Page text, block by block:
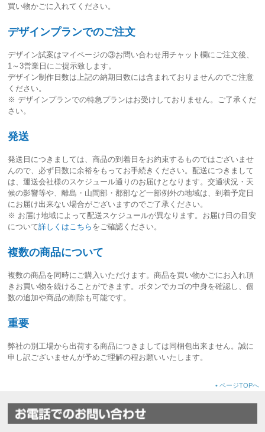
買い物かごに入れてください。
デザインプランでのご注文
デザイン試案はマイページの③お問い合わせ用チャット欄にご注文後、
1～3営業日 にご提示致します。
デザイン制作日数は上記の納期日数には含まれておりませんのでご注意
ください。
※ デザインプランでの特急プランはお受けしておりません。ご了承くだ
さい。
発送
発送日につきましては、商品の到着日をお約束するものではございませ
んので、必ず日数に余裕をもってお手続きください。配送につきまして
は、運送会社様のスケジュール通りのお届けとなります。交通状況・天
候の影響等や、離島・山間部・郡部など一部例外の地域は、到着予定日
にお届け出来ない場合がございますのでご了承ください。
※ お届け地域によって配送スケジュールが異なります。お届け日の目安
について詳しくはこちら をご確認ください。
複数の商品について
複数の商品を同時にご購入いただけます。商品を買い物かごにお入れ頂
きお買い物を続けることができます。ボタンでカゴの中身を確認し、個
数の追加や商品の削除も可能です。
重要
弊社の別工場から出荷する商品につきましては同梱包出来ません。誠に
申し訳ございませんが予めご理解の程お願いいたします。
• ページTOPへ